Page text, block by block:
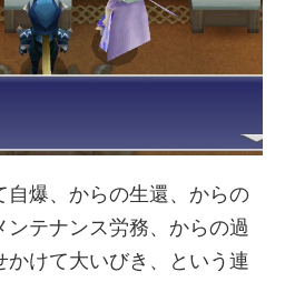
自爆、からの生還、からの
テナンス労務、からの過
かけて大いびき、という連